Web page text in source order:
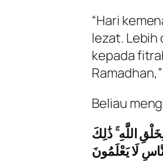
“Hari
lezat. Lebih
kepada
Beliau
اللَّهِ ۚ ذَٰلِكَ
لَا يَعْلَمُونَ